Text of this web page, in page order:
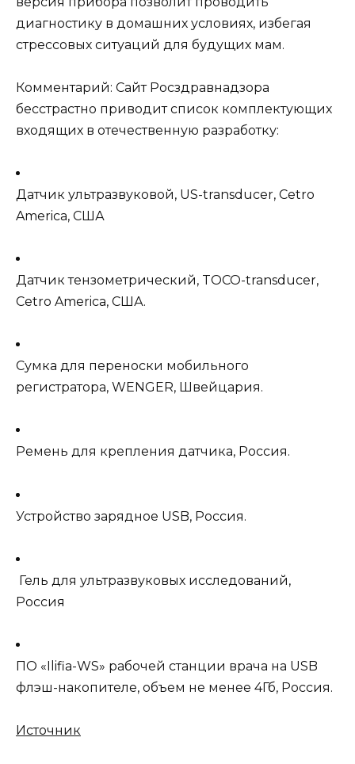
диагностику в домашних условиях, избегая
стрессовых ситуаций для будущих мам.
Комментарий: Сайт Росздравнадзора
бесстрастно приводит список комплектующих
входящих в отечественную разработку:
Датчик ультразвуковой, US-transducer, Cetro
America, США
Датчик тензометрический, TOCO-transducer,
Cetro America, США.
Сумка для переноски мобильного
регистратора, WENGER, Швейцария.
Ремень для крепления датчика, Россия.
Устройство зарядное USB, Россия.
Гель для ультразвуковых исследований,
Россия
ПО «Ilifia-WS» рабочей станции врача на USB
флэш-накопителе, объем не менее 4Гб, Россия.
Источник